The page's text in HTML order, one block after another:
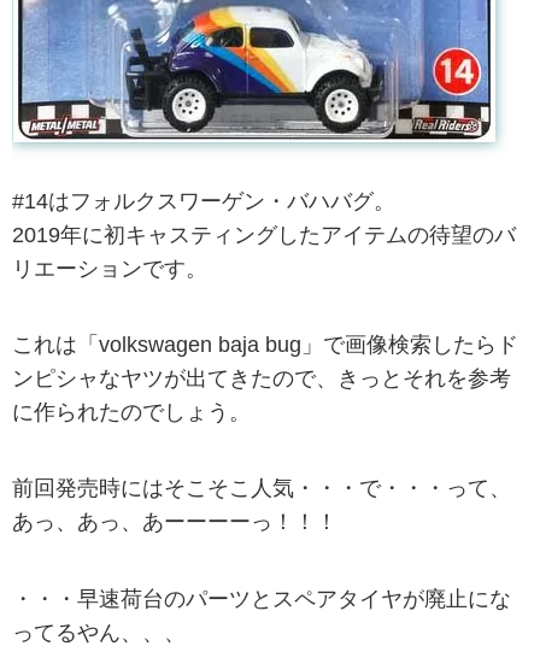
#14はフォルクスワーゲン・バハバグ。
2019年に初キャスティングしたアイテムの待望のバ
リエーションです。
これは「volkswagen baja bug」で画像検索したらド
ンピシャなヤツが出てきたので、きっとそれを参考
に作られたのでしょう。
前回発売時にはそこそこ人気・・・で・・・って、
あっ、あっ、あーーーーっ！！！
・・・早速荷台のパーツとスペアタイヤが廃止にな
ってるやん、、、